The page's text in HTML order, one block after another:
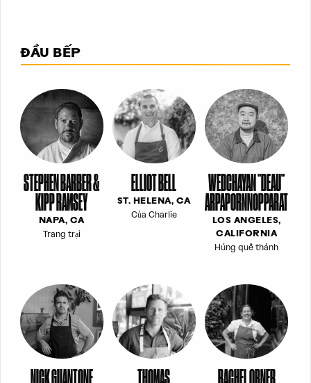
ĐẦU BẾP
STEPHEN BARBER &
KIPP RAMSEY
NAPA, CA
Trang trại
ELLIOT BELL
ST. HELENA, CA
Của Charlie
WEDCHAYAN "DEAU"
ARPAPORNNOPPARAT
LOS ANGELES,
CALIFORNIA
Húng quế thánh